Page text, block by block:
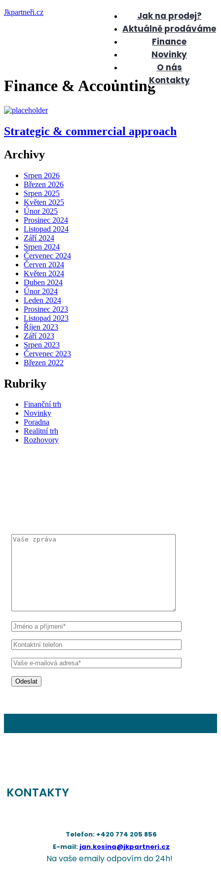
Jkpartneři.cz
Jak na prodej?
Aktuálně prodáváme
Finance
Novinky
O nás
Kontakty
Finance & Accounting
Strategic & commercial approach
Archivy
Srpen 2026
Březen 2026
Srpen 2025
Květen 2025
Únor 2025
Prosinec 2024
Listopad 2024
Září 2024
Srpen 2024
Červenec 2024
Červen 2024
Květen 2024
Duben 2024
Únor 2024
Leden 2024
Prosinec 2023
Listopad 2023
Říjen 2023
Září 2023
Srpen 2023
Červenec 2023
Březen 2022
Rubriky
Finanční trh
Novinky
Poradna
Realitní trh
Rozhovory
Odeslat
KONTAKTY
Telefon: +420 774 205 856
E-mail: jan.kosina@jkpartneri.cz
Na vaše emaily odpovím do 24h!